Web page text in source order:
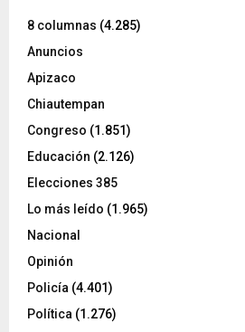
8 columnas (4.285)
Anuncios
Apizaco
Chiautempan
Congreso (1.851)
Educación (2.126)
Elecciones 385
Lo más leído (1.965)
Nacional
Opinión
Policía (4.401)
Política (1.276)